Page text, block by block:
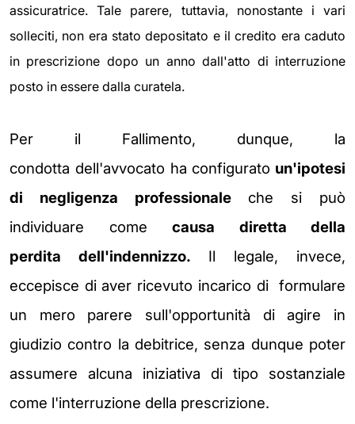
assicuratrice. Tale parere, tuttavia, nonostante i vari
solleciti, non era stato depositato e il credito era caduto
in prescrizione dopo un anno dall'atto di interruzione
posto in essere dalla curatela.
Per il Fallimento, dunque, la
condotta dell'avvocato ha configurato un'ipotesi
di negligenza professionale che si può
individuare come causa diretta della
perditadell'indennizzo. Il legale, invece,
eccepisce di aver ricevuto incarico di formulare
un mero parere sull'opportunità di agire in
giudizio contro la debitrice, senza dunque poter
assumere alcuna iniziativa di tipo sostanziale
come l'interruzione della prescrizione.